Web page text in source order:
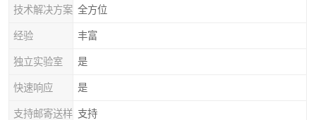
技术解决方案 全方位
经验 丰富
独立实验室 是
快速响应 是
支持邮寄送样 支持